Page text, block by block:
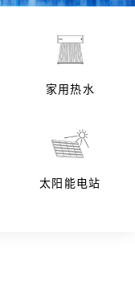
家用热水
太阳能电站